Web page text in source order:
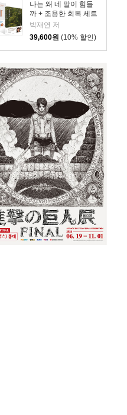
나는 왜 네 말이 힘들
까 + 조용한 회복 세트
박재연 저
39,600원 (10% 할인)